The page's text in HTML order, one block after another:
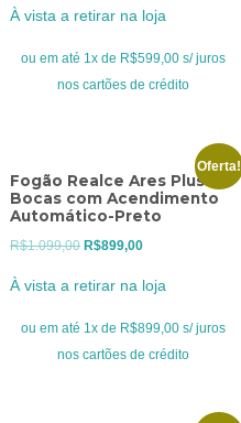
era:
R$799,00.
atual
é:
R$599,00.
À vista a retirar na loja
ou em até 1x de R$599,00 s/ juros
nos cartões de crédito
Oferta!
Fogão Realce Ares Plus 4
Bocas com Acendimento
Automático-Preto
R$1.099,00 O
era:
R$1.099,00.
R$899,00O
atual
é:
R$899,00.
À vista a retirar na loja
ou em até 1x de R$899,00 s/ juros
nos cartões de crédito